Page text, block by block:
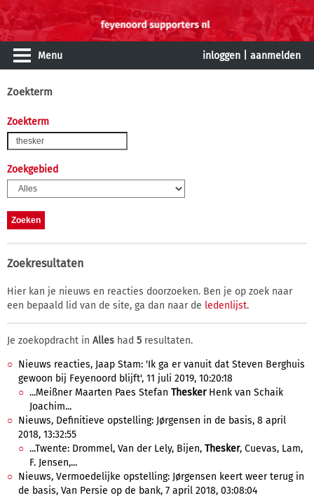
Menu inloggen aanmelden
Zoekterm
Zoekterm
Zoekgebied
Zoekresultaten
Hier kan je nieuws en reacties doorzoeken. Ben je op zoek naar
een bepaald lid van de site, ga dan naar de ledenlijst.
Je zoekopdracht in Alles had 5 resultaten.
Nieuws reacties, Jaap Stam: 'Ik ga er vanuit dat Steven Berghuis
gewoon bij Feyenoord blijft', 11 juli 2019, 10:20:18
...Meißner Maarten Paes Stefan TheskerHenk van Schaik
Joachim...
Nieuws, Definitieve opstelling: Jørgensen in de basis, 8 april
2018, 13:32:55
...Twente: Drommel, Van der Lely, Bijen, Thesker, Cuevas, Lam,
F. Jensen,...
Nieuws, Vermoedelijke opstelling: Jørgensen keert weer terug in
de basis, Van Persie op de bank, 7 april 2018, 03:08:04